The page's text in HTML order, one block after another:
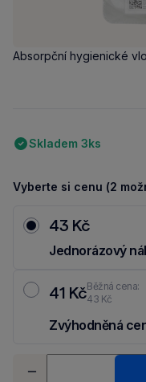
Absorpční hygienické
Skladem 3ks
Vyberte si cenu (2
43 Kč
Jednorázový
41 KčBěžná cena:
43 Kč
Zvýhodněná
-